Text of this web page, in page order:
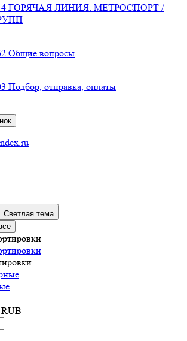
ГОРЯЧАЯ ЛИНИЯ: МЕТРОСПОРТ /
Общие вопросы
Подбор, отправка, оплаты
Светлая тема
RUB